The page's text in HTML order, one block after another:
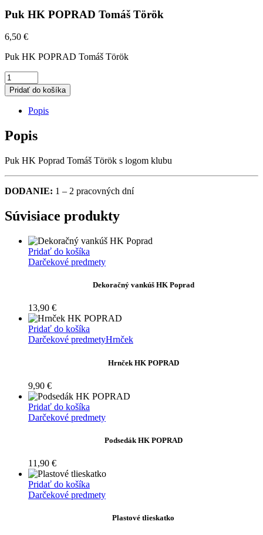
Puk HK POPRAD Tomáš Török
6,50 €
Puk HK POPRAD Tomáš Török
PUK
HK
POPRAD
TOMÁŠ
QUANTITY
Pridať do košíka
Popis
Popis
Puk HK Poprad Tomáš Török s logom klubu
DODANIE: 1 – 2 pracovných dní
Súvisiace produkty
Pridať do košíka
Darčekové predmety
Dekoračný vankúš HK Poprad
13,90 €
Pridať do košíka
Darčekové predmetyHrnček
Hrnček HK POPRAD
9,90 €
Pridať do košíka
Darčekové predmety
Podsedák HK POPRAD
11,90 €
Pridať do košíka
Darčekové predmety
Plastové tlieskatko